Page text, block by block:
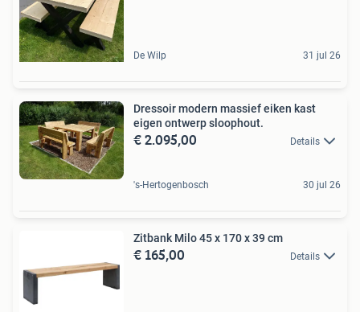
De Wilp 31 jul 26
Dressoir modern massief eiken kast
eigen ontwerp sloophout.
€ 2.095,00 Details
's-Hertogenbosch 30 jul 26
Zitbank Milo 45 x 170 x 39 cm
€ 165,00 Details